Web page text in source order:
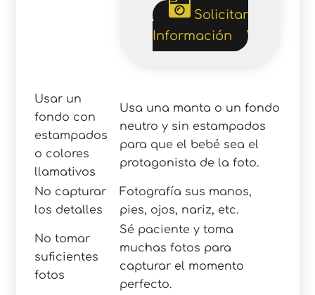
Solicitar
Información
Usar un
fondo con
estampados
o colores
llamativos
Usa una manta o un fondo
neutro y sin estampados
para que el bebé sea el
protagonista de la foto.
No capturar
los detalles
Fotografía sus manos,
pies, ojos, nariz, etc.
No tomar
suficientes
fotos
Sé paciente y toma
muchas fotos para
capturar el momento
perfecto.